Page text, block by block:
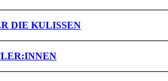
DIE KULISSEN